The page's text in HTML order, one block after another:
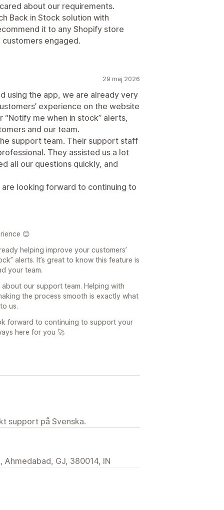
about our requirements.
Back in Stock solution with
it to any Shopify store
engaged.
29 maj 2026
using the app, we are already very
experience on the website
me when in stock” alerts,
and our team.
support team. Their support staff
They assisted us a lot
all our questions quickly, and
looking forward to continuing to
😊
helping improve your customers’
alerts. It’s great to know this feature is
your team.
our support team. Helping with
the process smooth is exactly what
us.
forward to continuing to support your
here for you 🚀
support på Svenska.
GJ, 380014, IN